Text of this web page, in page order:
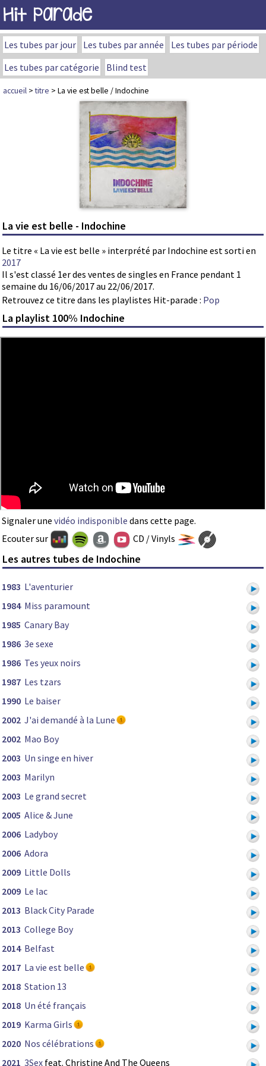
Hit Parade
Les tubes par jour Les tubes par année
Les tubes par période
Les tubes par catégorie
Blind test
accueil >titre > La vie est belle / Indochine
La vie est belle - Indochine
Le titre « La vie est belle » interprété par Indochine est sorti en
2017
Il s'est classé 1er des ventes de singles en France pendant 1
semaine du 16/06/2017 au 22/06/2017.
Retrouvez ce titre dans les playlistes Hit-parade : Pop
La playlist 100% Indochine
Signaler une vidéo indisponible dans cette page.
Ecouter sur
CD / Vinyls
Les autres tubes de Indochine
1983 L'aventurier
1984 Miss paramount
1985 Canary Bay
1986 3e sexe
1986 Tes yeux noirs
1987 Les tzars
1990 Le baiser
2002 J'ai demandé à la Lune
2002 Mao Boy
2003 Un singe en hiver
2003 Marilyn
2003 Le grand secret
2005 Alice & June
2006 Ladyboy
2006 Adora
2009 Little Dolls
2009 Le lac
2013 Black City Parade
2013 College Boy
2014 Belfast
2017 La vie est belle
2018 Station 13
2018 Un été français
2019 Karma Girls
2020 Nos célébrations
2021 3Sex feat. Christine And The Queens